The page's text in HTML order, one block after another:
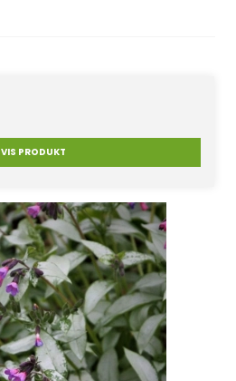
VIS PRODUKT